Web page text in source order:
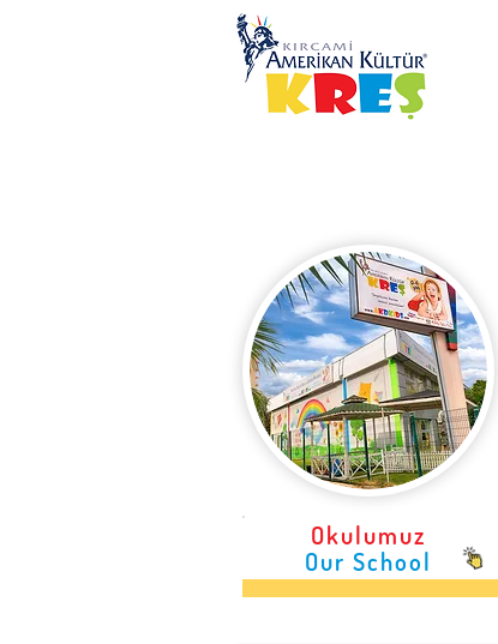
Okulumuz
Our School